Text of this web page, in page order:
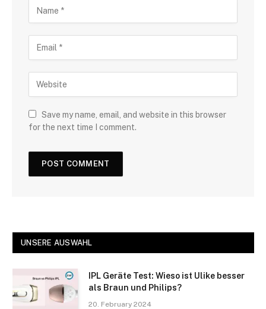
Save my name, email, and website in this browser
for the next time I comment.
UNSERE AUSWAHL
IPL Geräte Test: Wieso ist Ulike besser
als Braun und Philips?
20. February 2024